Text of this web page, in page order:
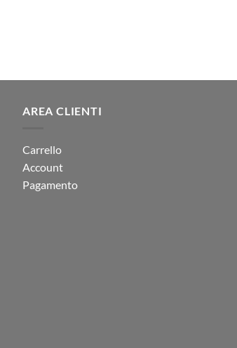
AREA CLIENTI
Carrello
Account
Pagamento